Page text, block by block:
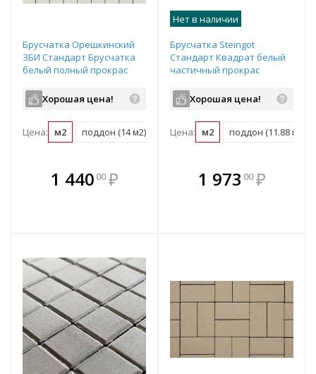
Брусчатка Орешкинский
ЗБИ Стандарт Брусчатка
белый полный прокрас
Хорошая цена!
Цена: м2 поддон (14 м2)
1 440 00 ₽
В комплекте
всегда выгоднее!
Нет в наличии
Брусчатка Steingot
Стандарт Квадрат белый
частичный прокрас
Хорошая цена!
Цена: м2 поддон (11.88 м2)
В комплекте
всегда выгоднее!
1 973 00 ₽